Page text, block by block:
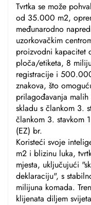
Tvrtka se može
od 35.000 m2,
međunarodno
uzorkovačkim
proizvodni kapacitet
ploča/etiketa, 8
registracije i
znakova, što
prilagođavanja
skladu s člankom 3.
člankom 3. stavkom
(EZ) br.
Koristeći svoje
m2 i blizinu luka,
mjesta, uključujući
deklaraciju", s
milijuna komada.
klijenata diljem